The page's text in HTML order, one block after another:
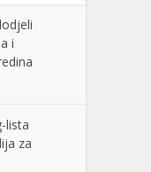
i
lista
za